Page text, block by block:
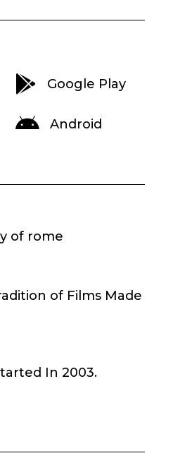
Google Play
Android
of rome
of Films Made
In 2003.